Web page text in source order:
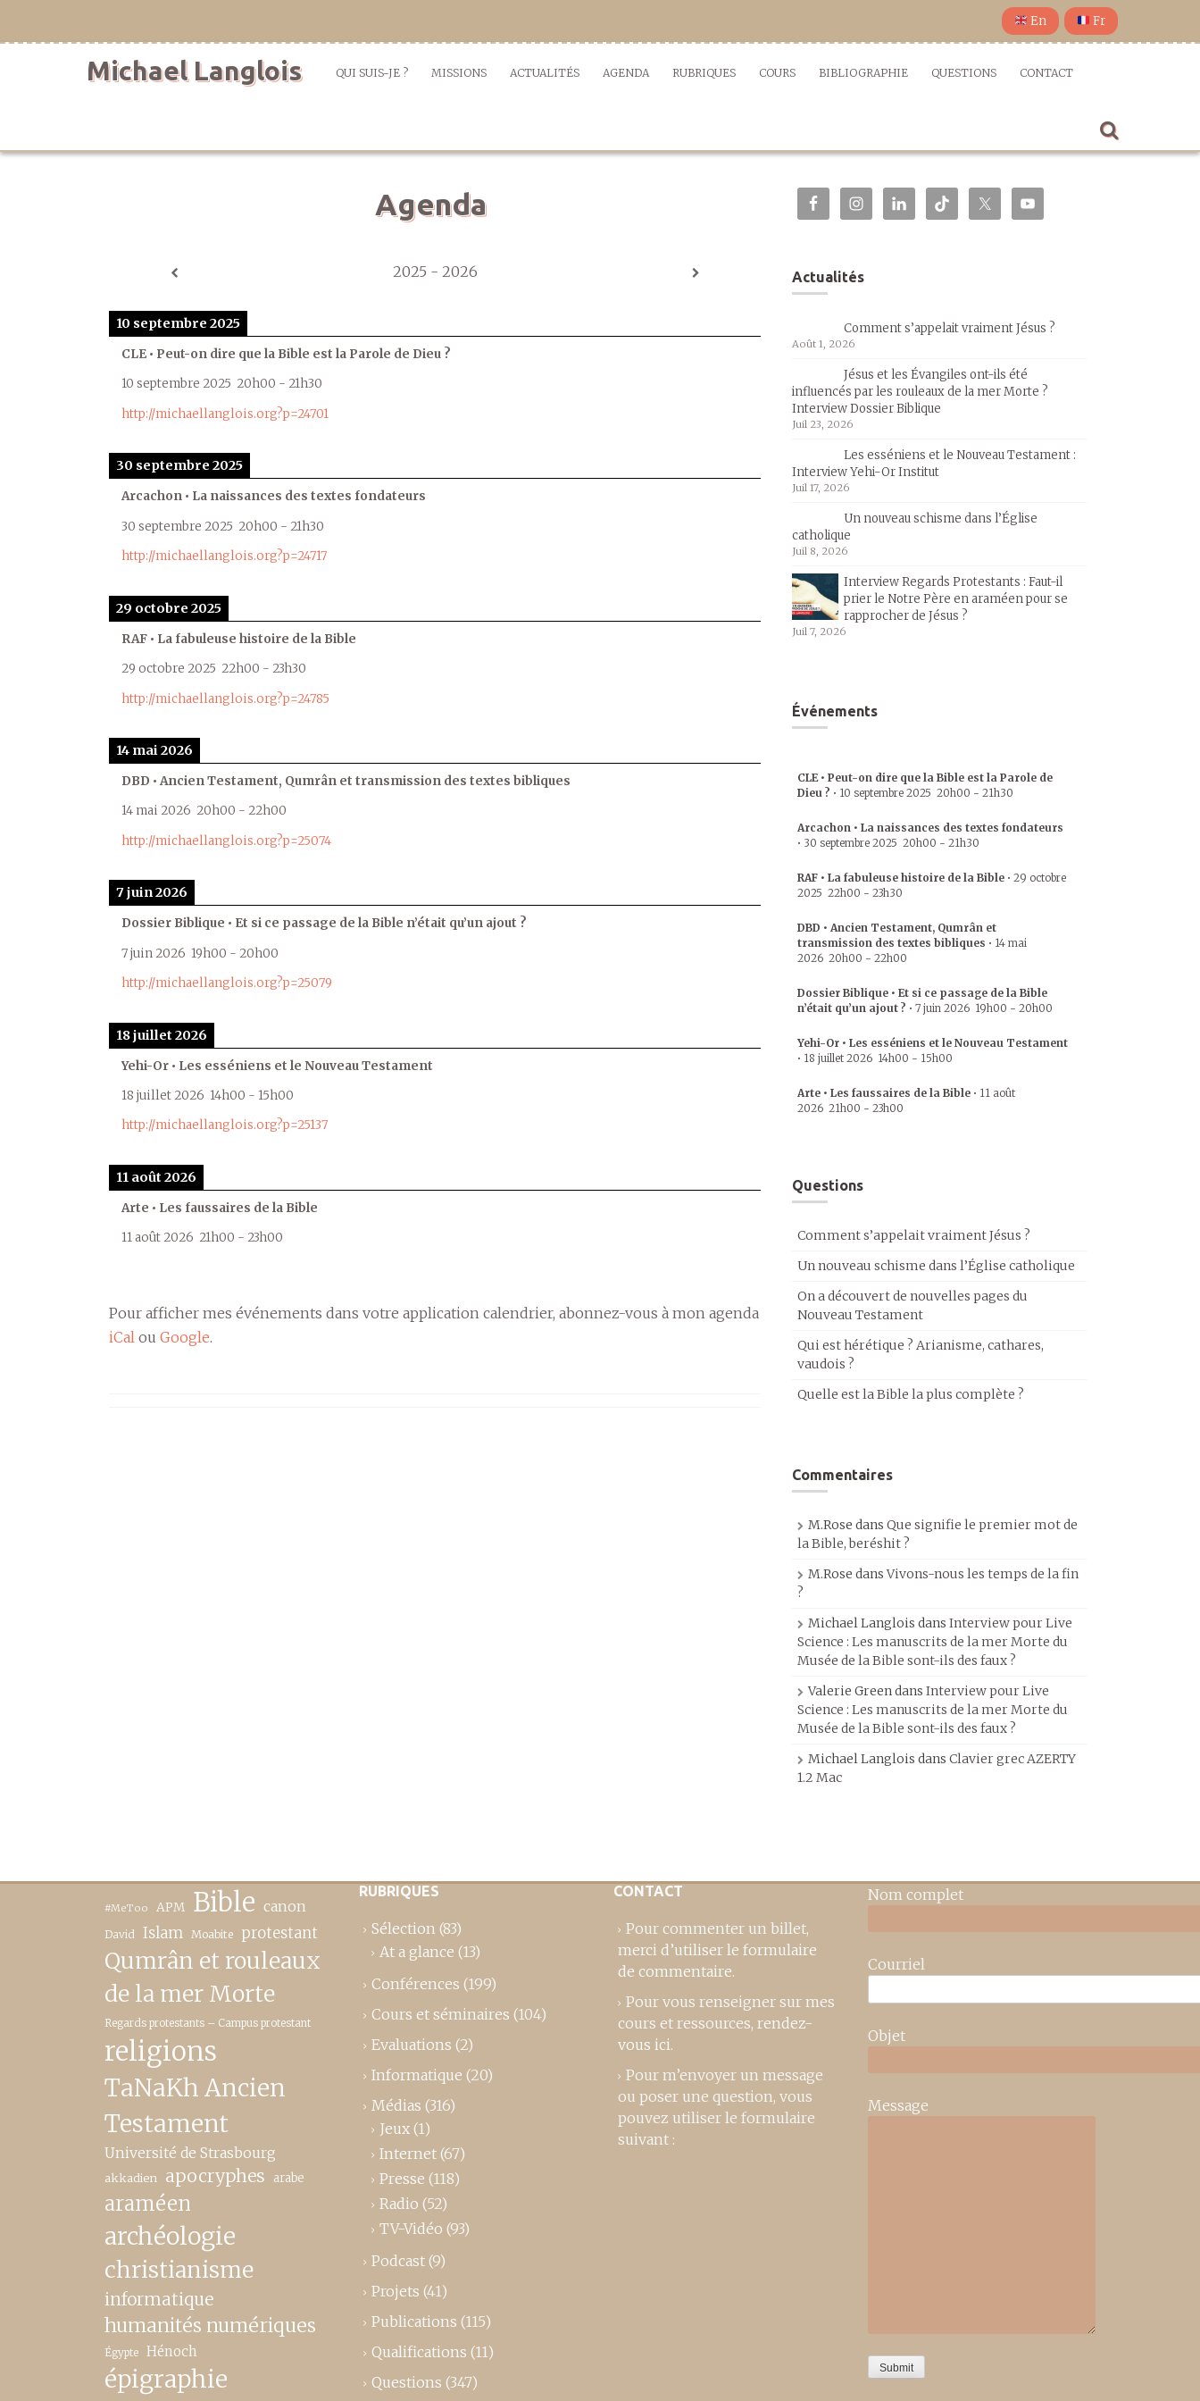
En Fr
Michael Langlois QUI SUIS-JE ? MISSIONS ACTUALITÉS AGENDA RUBRIQUES COURS BIBLIOGRAPHIE QUESTIONS CONTACT
Agenda
2025 - 2026
10 septembre 2025
CLE • Peut-on dire que la Bible est la Parole de Dieu ?
10 septembre 2025 20h00 - 21h30
http://michaellanglois.org?p=24701
30 septembre 2025
Arcachon • La naissances des textes fondateurs
30 septembre 2025 20h00 - 21h30
http://michaellanglois.org?p=24717
29 octobre 2025
RAF • La fabuleuse histoire de la Bible
29 octobre 2025 22h00 - 23h30
http://michaellanglois.org?p=24785
14 mai 2026
DBD • Ancien Testament, Qumrân et transmission des textes bibliques
14 mai 2026 20h00 - 22h00
http://michaellanglois.org?p=25074
7 juin 2026
Dossier Biblique • Et si ce passage de la Bible n’était qu’un ajout ?
7 juin 2026 19h00 - 20h00
http://michaellanglois.org?p=25079
18 juillet 2026
Yehi-Or • Les esséniens et le Nouveau Testament
18 juillet 2026 14h00 - 15h00
http://michaellanglois.org?p=25137
11 août 2026
Arte • Les faussaires de la Bible
11 août 2026 21h00 - 23h00
Pour afficher mes événements dans votre application calendrier, abonnez-vous à mon agenda
iCal ou Google.
Actualités
Comment s’appelait vraiment Jésus ?
Août 1, 2026
Jésus et les Évangiles ont-ils été
influencés par les rouleaux de la mer Morte ?
Interview Dossier Biblique
Juil 23, 2026
Les esséniens et le Nouveau Testament :
Interview Yehi-Or Institut
Juil 17, 2026
Un nouveau schisme dans l’Église
catholique
Juil 8, 2026
Interview Regards Protestants : Faut-il
prier le Notre Père en araméen pour se
rapprocher de Jésus ?
Juil 7, 2026
Événements
CLE • Peut-on dire que la Bible est la Parole de
Dieu ? • 10 septembre 2025 20h00 - 21h30
Arcachon • La naissances des textes fondateurs
• 30 septembre 2025 20h00 - 21h30
RAF • La fabuleuse histoire de la Bible • 29 octobre
2025 22h00 - 23h30
DBD • Ancien Testament, Qumrân et
transmission des textes bibliques • 14 mai
2026 20h00 - 22h00
Dossier Biblique • Et si ce passage de la Bible
n’était qu’un ajout ? • 7 juin 2026 19h00 - 20h00
Yehi-Or • Les esséniens et le Nouveau Testament
• 18 juillet 2026 14h00 - 15h00
Arte • Les faussaires de la Bible • 11 août
2026 21h00 - 23h00
Questions
Comment s’appelait vraiment Jésus ?
Un nouveau schisme dans l’Église catholique
On a découvert de nouvelles pages du
Nouveau Testament
Qui est hérétique ? Arianisme, cathares,
vaudois ?
Quelle est la Bible la plus complète ?
Commentaires
M.Rose dans Que signifie le premier mot de
la Bible, beréshit ?
M.Rose dansVivons-nous les temps de la fin
?
Michael Langlois dans Interview pour Live
Science : Les manuscrits de la mer Morte du
Musée de la Bible sont-ils des faux ?
Valerie Greendans Interview pour Live
Science : Les manuscrits de la mer Morte du
Musée de la Bible sont-ils des faux ?
Michael Langlois dans Clavier grec AZERTY
1.2 Mac
#MeToo APM Bible canon
David Islam Moabite protestant
Qumrân et rouleaux
de la mer Morte
Regards protestants – Campus protestant
religions
TaNaKh Ancien
Testament
Université de Strasbourg
akkadien apocryphes arabe
araméen
archéologie
christianisme
informatique
humanités numériques
Égypte Hénoch
épigraphie
RUBRIQUES
Sélection (83)
At a glance (13)
Conférences (199)
Cours et séminaires (104)
Evaluations (2)
Informatique (20)
Médias (316)
Jeux (1)
Internet (67)
Presse (118)
Radio (52)
TV-Vidéo (93)
Podcast (9)
Projets (41)
Publications (115)
Qualifications (11)
Questions (347)
CONTACT
Pour commenter un billet,
merci d’utiliser le formulaire
de commentaire.
Pour vous renseigner sur mes
cours et ressources, rendez-
vous ici.
Pour m’envoyer un message
ou poser une question, vous
pouvez utiliser le formulaire
suivant :
Nom complet
Courriel
Objet
Message